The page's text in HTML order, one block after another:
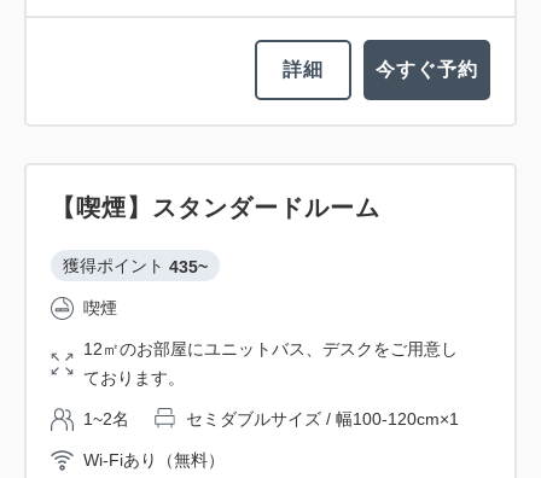
詳細 今すぐ予約
【喫煙】スタンダードルーム
獲得ポイント 435~
喫煙
12㎡のお部屋にユニットバス、デスクをご用意し
ております。
1~2名 セミダブルサイズ / 幅100-120cm×1
Wi-Fiあり（無料）